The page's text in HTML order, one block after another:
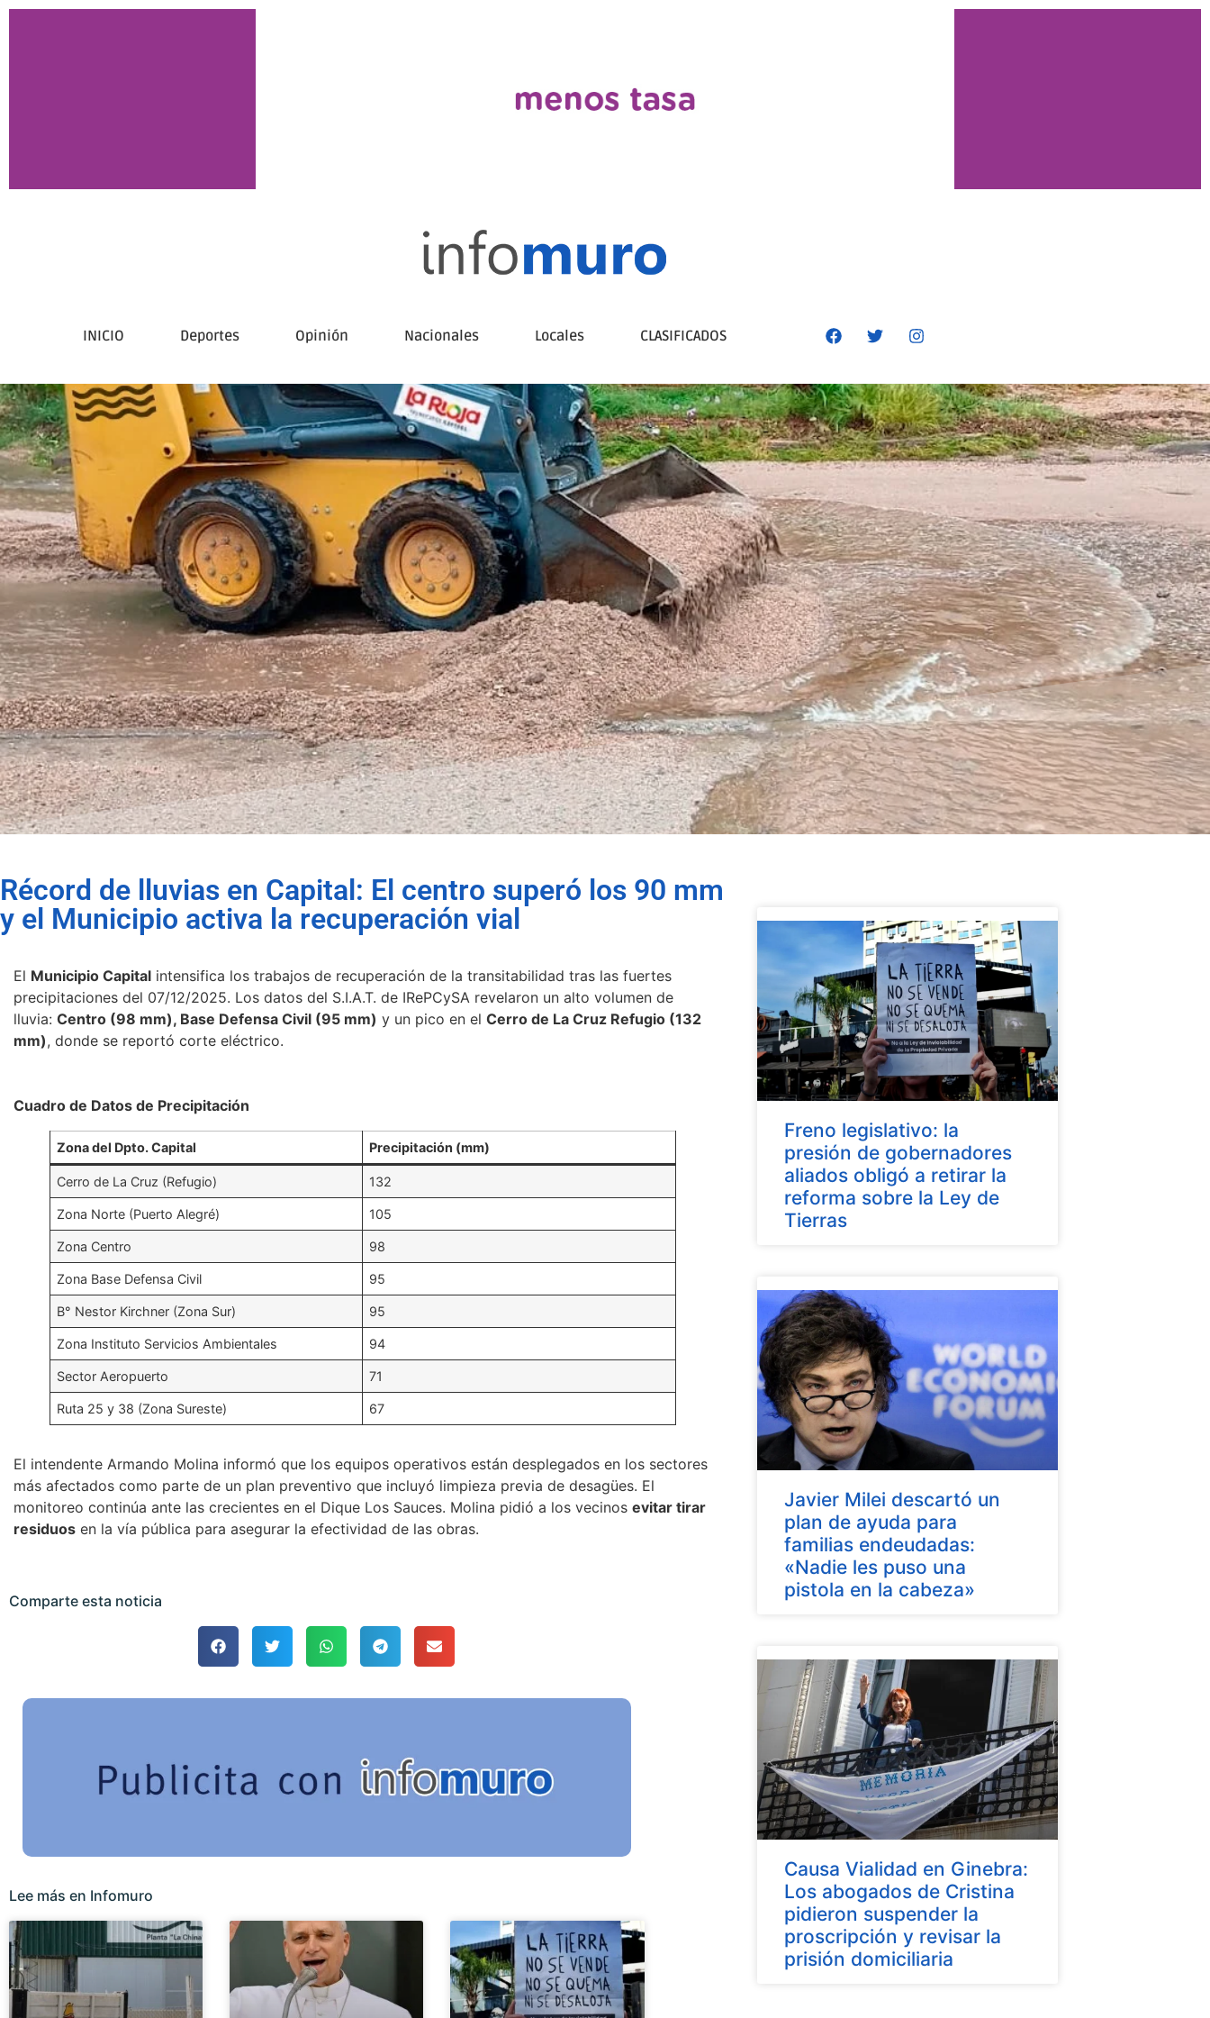
INICIO Deportes Opinión Nacionales Locales CLASIFICADOS
Récord de lluvias en Capital: El centro superó los 90 mm
y el Municipio activa la recuperación vial
El Municipio Capital intensifica los trabajos de recuperación de la transitabilidad tras las fuertes
precipitaciones del 07/12/2025. Los datos del S.I.A.T. de IRePCySA revelaron un alto volumen de
lluvia: Centro (98 mm), Base Defensa Civil (95 mm) y un pico en el Cerro de La Cruz Refugio (132
mm), donde se reportó corte eléctrico.
Cuadro de Datos de Precipitación
Zona del Dpto. Capital Precipitación (mm)
Cerro de La Cruz (Refugio) 132
Zona Norte (Puerto Alegré) 105
Zona Centro 98
Zona Base Defensa Civil 95
B° Nestor Kirchner (Zona Sur) 95
Zona Instituto Servicios Ambientales 94
Sector Aeropuerto 71
Ruta 25 y 38 (Zona Sureste) 67
El intendente Armando Molina informó que los equipos operativos están desplegados en los sectores
más afectados como parte de un plan preventivo que incluyó limpieza previa de desagües. El
monitoreo continúa ante las crecientes en el Dique Los Sauces. Molina pidió a los vecinos evitar tirar
residuos en la vía pública para asegurar la efectividad de las obras.
Comparte esta noticia
Lee más en Infomuro
Freno legislativo: la
presión de gobernadores
aliados obligó a retirar la
reforma sobre la Ley de
Tierras
Javier Milei descartó un
plan de ayuda para
familias endeudadas:
«Nadie les puso una
pistola en la cabeza»
Causa Vialidad en Ginebra:
Los abogados de Cristina
pidieron suspender la
proscripción y revisar la
prisión domiciliaria